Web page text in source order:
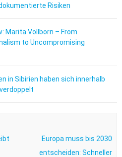
Risiken
Marita Vollborn – From
to Uncompromising
in Sibirien haben sich innerhalb
Europa muss bis 2030
entscheiden: Schneller